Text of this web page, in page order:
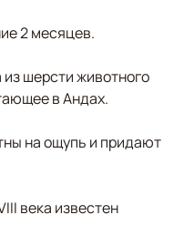
2 месяцев.
шерсти животного
в Андах.
на ощупь и придают
века известен